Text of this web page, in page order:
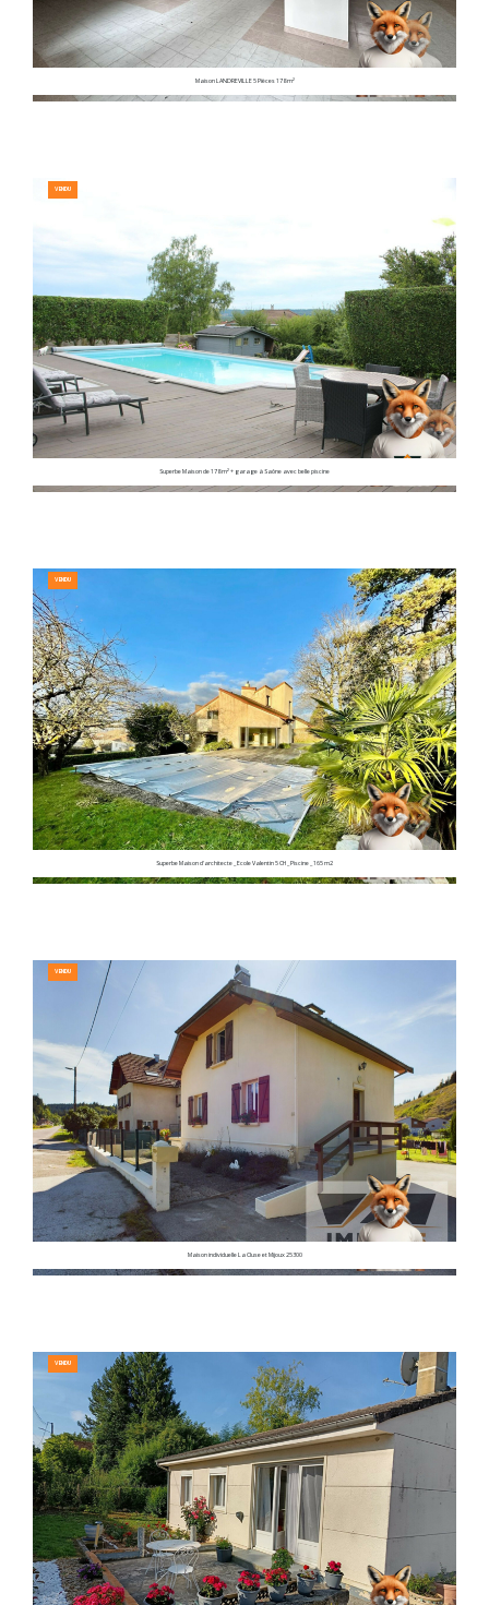
Maison LANDREVILLE 5 Pièces 178 m²
VENDU
Superbe Maison de 178 m² + garage à Saône avec belle piscine
VENDU
Superbe Maison d'architecte _ Ecole Valentin 5 CH _ Piscine _ 165 m2
VENDU
Maison individuelle La Cluse et Mijoux 25300
VENDU